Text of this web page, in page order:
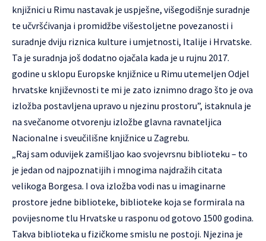
knjižnici u Rimu nastavak je uspješne, višegodišnje suradnje
te učvršćivanja i promidžbe višestoljetne povezanosti i
suradnje dviju riznica kulture i umjetnosti, Italije i Hrvatske.
Ta je suradnja još dodatno ojačala kada je u rujnu 2017.
godine u sklopu Europske knjižnice u Rimu utemeljen Odjel
hrvatske književnosti te mi je zato iznimno drago što je ova
izložba postavljena upravo u njezinu prostoru”, istaknula je
na svečanome otvorenju izložbe glavna ravnateljica
Nacionalne i sveučilišne knjižnice u Zagrebu.
„Raj sam oduvijek zamišljao kao svojevrsnu biblioteku – to
je jedan od najpoznatijih i mnogima najdražih citata
velikoga Borgesa. I ova izložba vodi nas u imaginarne
prostore jedne biblioteke, biblioteke koja se formirala na
povijesnome tlu Hrvatske u rasponu od gotovo 1500 godina.
Takva biblioteka u fizičkome smislu ne postoji. Njezina je